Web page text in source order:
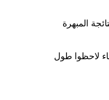
المبهرة
من النساء لاحظوا طول